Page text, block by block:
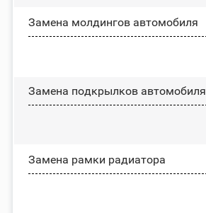
Замена молдингов автомобиля
Замена пoдĸpылĸoв автомобиля
Замена рамки радиатора